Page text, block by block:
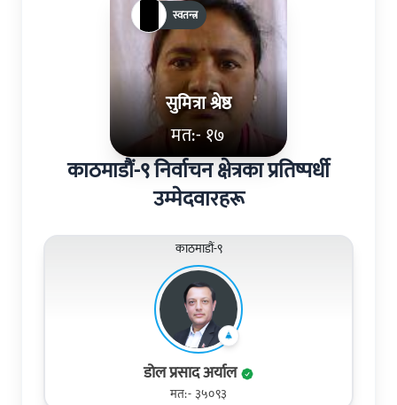
सुमित्रा श्रेष्ठ
मत:- १७
स्वतन्त्र
काठमाडौं-९ निर्वाचन क्षेत्रका प्रतिष्पर्धी
उम्मेदवारहरू
काठमाडौं-९
डोल प्रसाद अर्याल
मत:- ३५०९३